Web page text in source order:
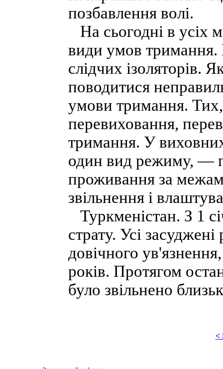
позбавлення волі.
На сьогодні в усіх
види умов тримання.
слідчих ізоляторів.
поводитися
умови тримання.
перевиховання,
тримання. У
один вид режиму, —
проживання за
звільнення і
Туркменістан. З 1
страту. Усі
довічного
років. Протягом
було звільнено
<